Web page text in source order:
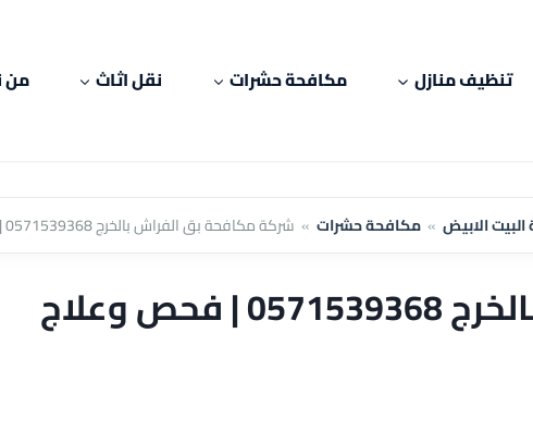
تنظيف منازل مكافحة حشرات نقل اثاث من
الابيض » مكافحة حشرات » شركة مكافحة بق الفراش بالخرج 0571539368 | فحص وعلاج
وعلاج